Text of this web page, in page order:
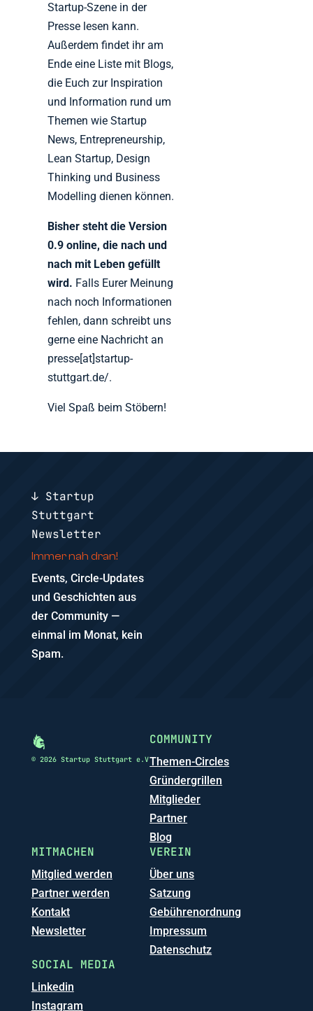
Startup-Szene in der
Presse lesen kann.
Außerdem findet ihr am
Ende eine Liste mit Blogs,
die Euch zur Inspiration
und Information rund um
Themen wie Startup
News, Entrepreneurship,
Lean Startup, Design
Thinking und Business
Modelling dienen können.
Bisher steht die Version
0.9 online, die nach und
nach mit Leben gefüllt
wird. Falls Eurer Meinung
nach noch Informationen
fehlen, dann schreibt uns
gerne eine Nachricht an
presse[at]startup-
stuttgart.de/.
Viel Spaß beim Stöbern!
↓ Startup
Stuttgart
Newsletter
Immer nah dran!
Events, Circle-Updates
und Geschichten aus
der Community —
einmal im Monat, kein
Spam.
© 2026 Startup Stuttgart e.V
COMMUNITY
Themen-Circles
Gründergrillen
Mitglieder
Partner
Blog
MITMACHEN
Mitglied werden
Partner werden
Kontakt
Newsletter
VEREIN
Über uns
Satzung
Gebührenordnung
Impressum
Datenschutz
SOCIAL MEDIA
Linkedin
Instagram